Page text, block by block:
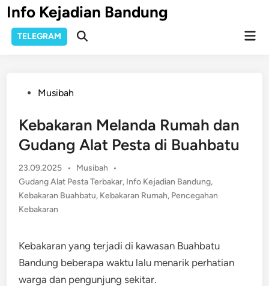
Skip
to
content
Info Kejadian Bandung
TELEGRAM
Open
PostedMusibah
Kebakaran Melanda Rumah dan
Gudang Alat Pesta di Buahbatu
23.09.2025 •
Posted
in
Musibah
•
Gudang Alat Pesta Terbakar, Info Kejadian Bandung,
Kebakaran Buahbatu, Kebakaran Rumah, Pencegahan
Kebakaran
Kebakaran yang terjadi di kawasan Buahbatu
Bandung beberapa waktu lalu menarik perhatian
warga dan pengunjung sekitar.